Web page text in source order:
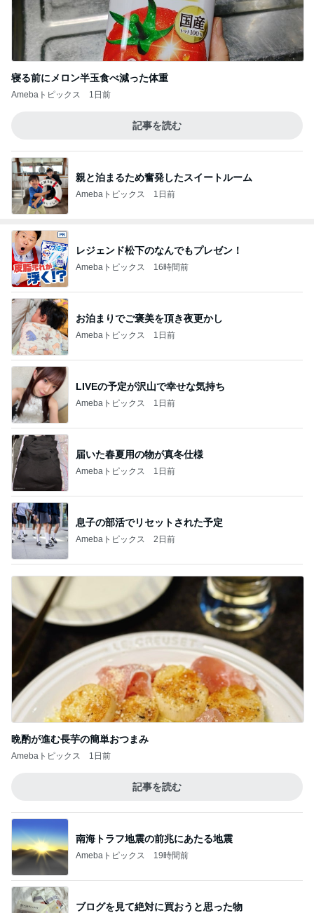
寝る前にメロン半玉食べ減った体重
Amebaトピックス 1日前
記事を読む
親と泊まるため奮発したスイートルーム
Amebaトピックス 1日前
レジェンド松下のなんでもプレゼン！
Amebaトピックス 16時間前
お泊まりでご褒美を頂き夜更かし
Amebaトピックス 1日前
LIVEの予定が沢山で幸せな気持ち
Amebaトピックス 1日前
届いた春夏用の物が真冬仕様
Amebaトピックス 1日前
息子の部活でリセットされた予定
Amebaトピックス 2日前
晩酌が進む長芋の簡単おつまみ
Amebaトピックス 1日前
記事を読む
南海トラフ地震の前兆にあたる地震
Amebaトピックス 19時間前
ブログを見て絶対に買おうと思った物